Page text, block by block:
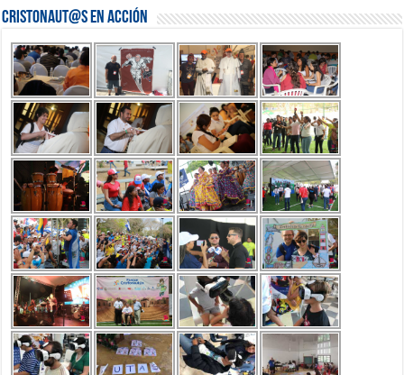
Cristonaut@s en Acción